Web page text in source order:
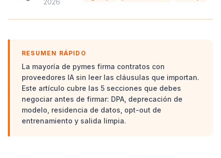
2026
RESUMEN RÁPIDO
La mayoría de pymes firma contratos con
proveedores IA sin leer las cláusulas que importan.
Este artículo cubre las 5 secciones que debes
negociar antes de firmar: DPA, deprecación de
modelo, residencia de datos, opt-out de
entrenamiento y salida limpia.